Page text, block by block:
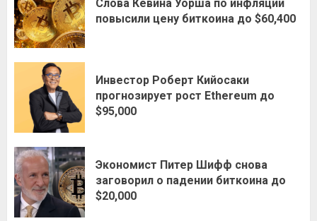
Слова Кевина Уорша по инфляции
повысили цену биткоина до $60,400
Инвестор Роберт Кийосаки
прогнозирует рост Ethereum до
$95,000
Экономист Питер Шифф снова
заговорил о падении биткоина до
$20,000